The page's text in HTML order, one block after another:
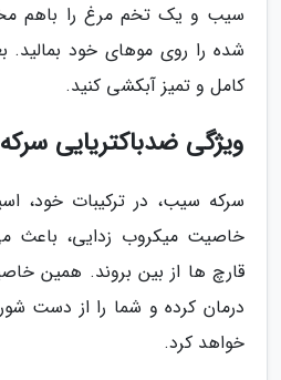
سیب و یک تخم مرغ را باهم
شده را روی موهای خود بمالید.
کامل و تمیز آبکشی کنید.
ویژگی ضدباکتریایی
سرکه سیب، در ترکیبات خود،
خاصیت میکروب زدایی، باعث
قارچ ها از بین بروند. همین
درمان کرده و شما را از دست
خواهد کرد.